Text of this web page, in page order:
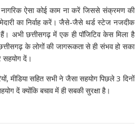
नागरिक ऐसा कोई काम ना करें जिससे संक्रमण की
का निर्वाह करें। जैसे-जैसे थर्ड स्टेज नजदीक
अभी छत्तीसगढ़ में एक ही पॉजिटिव केस मिला है
के लोगों की जागरूकता से ही संभव हो सका
सहयोग दें।
मीडिया सहित सभी ने जैसा सहयोग पिछले 3 दिनों
दें क्योंकि बचाव में ही सबकी सुरक्षा है।